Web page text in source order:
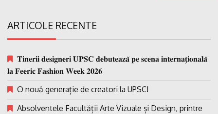
ARTICOLE RECENTE
𝐓𝐢𝐧𝐞𝐫𝐢𝐢 𝐝𝐞𝐬𝐢𝐠𝐧𝐞𝐫𝐢 𝐔𝐏𝐒𝐂 𝐝𝐞𝐛𝐮𝐭𝐞𝐚𝐳𝐚̆ 𝐩𝐞 𝐬𝐜𝐞𝐧𝐚 𝐢𝐧𝐭𝐞𝐫𝐧𝐚𝐭̗𝐢𝐨𝐧𝐚𝐥𝐚̆
𝐥𝐚 𝐅𝐞𝐞𝐫𝐢𝐜 𝐅𝐚𝐬𝐡𝐢𝐨𝐧 𝐖𝐞𝐞𝐤 𝟐𝟎𝟐𝟔
O nouă generație de creatori la UPSC!
Absolventele Facultății Arte Vizuale și Design, printre